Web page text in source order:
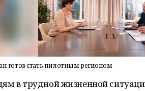
готов стать пилотным регионом
в трудной жизненной